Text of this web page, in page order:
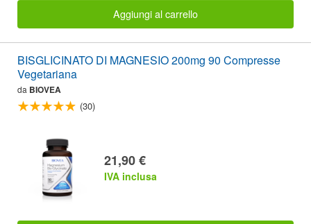
Aggiungi al carrello
BISGLICINATO DI MAGNESIO 200mg 90 Compresse
Vegetariana
da BIOVEA
(30)
21,90 €
IVA inclusa